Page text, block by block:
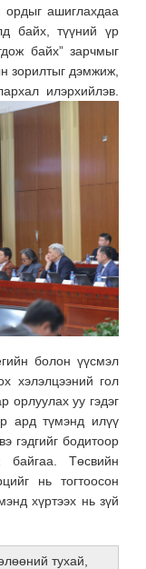
ордыг ашиглахдаа
байх, түүний үр
байх” зарчмыг
зорилтыг дэмжиж,
илэрхийлэв.
болон үүсмэл
хэлэлцээний гол
орлуулах уу гэдэг
ард түмэнд илүү
гэдгийг бодитоор
байгаа. Төсвийн
нь тогтоосон
хүртээх нь зүй
тухай,